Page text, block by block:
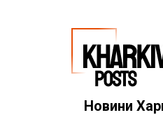
Новини